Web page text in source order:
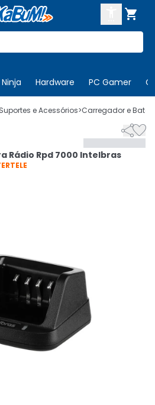

Hardware PC Gamer
SE
Suportes e Acessórios>Carregador e

Rádio Rpd 7000 Intelbras